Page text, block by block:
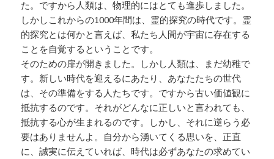
た。ですから人類は、物理的にはとても進歩しました。
しかしこれからの1000年間は、霊的探究の時代です。霊
的探究とは何かと言えば、私たち人間が宇宙に存在する
ことを自覚するということです。
そのための扉が開きました。しかし人類は、まだ幼稚で
す。新しい時代を迎えるにあたり、あなたたちの世代
は、その準備をする人たちです。ですから古い価値観に
抵抗するのです。それがどんなに正しいと言われても、
抵抗する心が生まれるのです。しかし、それに逆らう必
要はありませんよ。自分から湧いてくる思いを、正直
に、誠実に伝えていれば、時代は必ずあなたの求めてい